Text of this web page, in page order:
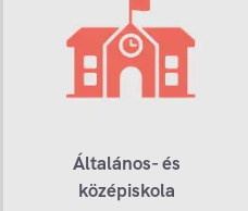
Általános- és
középiskola